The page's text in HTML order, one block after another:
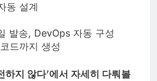
동 설계
발송, DevOps 자동 구성
드까지 생성
하지 않다’에서 자세히 다뤄볼